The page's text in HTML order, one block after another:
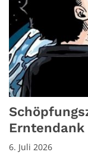
Erntendank
6. Juli 2026